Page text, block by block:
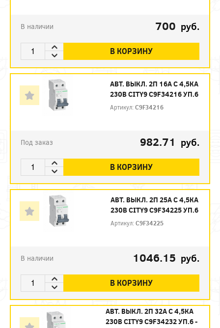
В наличии 700 руб.
В КОРЗИНУ
АВТ. ВЫКЛ. 2П 16А С 4,5КА
230В CITY9 C9F34216 УП.6
Артикул:C9F34216
Под заказ 982.71 руб.
В КОРЗИНУ
АВТ. ВЫКЛ. 2П 25А С 4,5КА
230В CITY9 C9F34225 УП.6
Артикул:C9F34225
В наличии 1046.15 руб.
В КОРЗИНУ
АВТ. ВЫКЛ. 2П 32А С 4,5КА
230В CITY9 C9F34232 УП.6 -